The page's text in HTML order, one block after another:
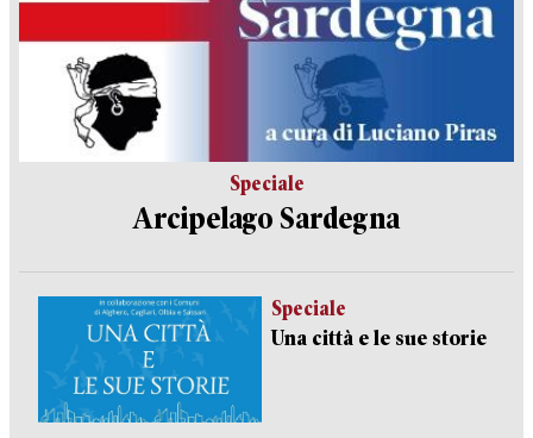
Speciale
Arcipelago Sardegna
Speciale
Una città e le sue storie